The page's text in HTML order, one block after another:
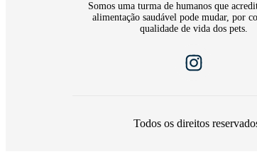
Somos uma turma de humanos que
alimentação saudável pode mudar, por
qualidade de vida dos pets.
Todos os direitos